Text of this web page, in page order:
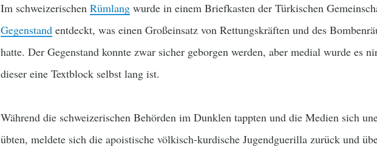
Im schweizerischen Rümlang wurde in einem Briefkasten der Türkischen
Gegenstand entdeckt, was einen Großeinsatz von Rettungskräften und des
hatte. Der Gegenstand konnte zwar sicher geborgen werden, aber medial wurde es
dieser eine Textblock selbst lang ist.
Während die schweizerischen Behörden im Dunklen tappten und die Medien sich
übten, meldete sich die apoistische völkisch-kurdische Jugendguerilla zurück und